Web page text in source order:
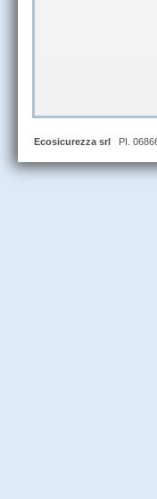
Ecosicurezza srl PI.